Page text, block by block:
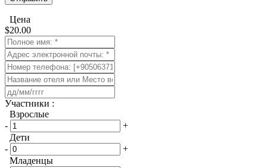
Цена
$20.00
​Участники :
Взрослые
-
+
Дети
-
+
Младенцы